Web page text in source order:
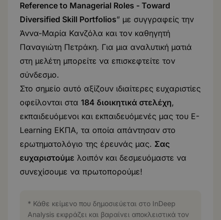
Reference to Managerial Roles - Toward
Diversified Skill Portfolios” με συγγραφείς την
Άννα-Μαρία Κανζόλα και τον καθηγητή
Παναγιώτη Πετράκη. Για μια αναλυτική ματιά
στη μελέτη μπορείτε να επισκεφτείτε τον
σύνδεσμο.
Στο σημείο αυτό αξίζουν ιδιαίτερες ευχαριστίες
οφείλονται στα 184 διοικητικά στελέχη,
εκπαιδευόμενοι και εκπαιδευόμενές μας του E-
Learning ΕΚΠΑ, τα οποία απάντησαν στο
ερωτηματολόγιο της έρευνάς μας. Σας
ευχαριστούμε λοιπόν και δεσμευόμαστε να
συνεχίσουμε να πρωτοπορούμε!
* Κάθε κείμενο που δημοσιεύεται στο InDeep
Analysis εκφράζει και βαραίνει αποκλειστικά τον